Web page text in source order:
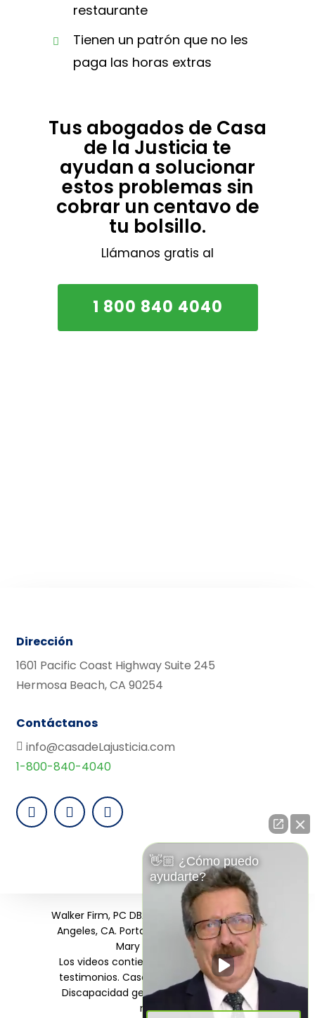
restaurante
Tienen un patrón que no les
paga las horas extras
Tus abogados de Casa
de la Justicia te
ayudan a solucionar
estos problemas sin
cobrar un centavo de
tu bolsillo.
Llámanos gratis al
1 800 840 4040
Dirección
1601 Pacific Coast Highway Suite 245
Hermosa Beach, CA 90254
Contáctanos
info@casadeLajusticia.com
1-800-840-4040
Walker Firm, PC DBA Casa de la Justicia, Los
Angeles, CA. Portavoces: Humberto Luna,
Mary Ann Walker.
Los videos contienen dramatizaciones y
testimonios. Casos de Seguro Social por
Discapacidad generalmente tardan 6+
meses.
👋🏼 ¿Cómo puedo
ayudarte?